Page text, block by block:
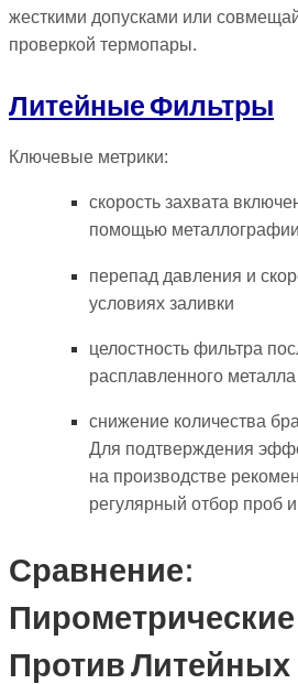
жесткими допусками или
проверкой термопары.
Литейные Фильтры
Ключевые метрики:
скорость захвата
помощью
перепад давления и
условиях заливки
целостность фильтра
расплавленного металла
снижение количества
Для подтверждения
на производстве
регулярный отбор проб и
Сравнение:
Против Литейных